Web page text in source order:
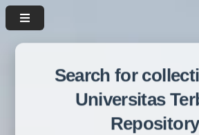
Search for
Universitas
Repository